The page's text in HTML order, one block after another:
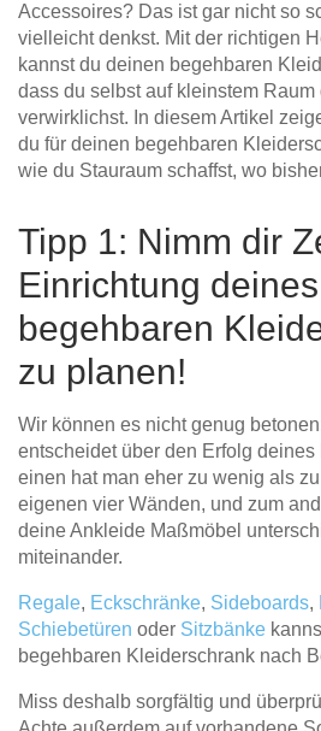
Accessoires? Das ist gar nicht so
vielleicht denkst. Mit der richtigen
kannst du deinen begehbaren
dass du selbst auf kleinstem
verwirklichst. In diesem Artikel
du für deinen begehbaren
wie du Stauraum schaffst, wo
Tipp 1: Nimm dir
Einrichtung deines
begehbaren
zu planen!
Wir können es nicht genug
entscheidet über den Erfolg
einen hat man eher zu wenig als
eigenen vier Wänden, und zum
deine Ankleide Maßmöbel
miteinander.
Regale, Eckschränke, Sideboards,
Schiebetüren oder Sitzbänke
begehbaren Kleiderschrank nach
Miss deshalb sorgfältig und
Tische & Bänke
Vitrinen
Wandboards